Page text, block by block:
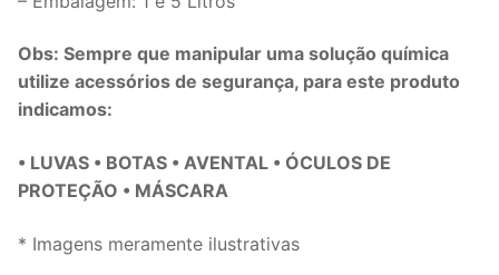
Obs: Sempre que manipular uma solução química
utilize acessórios de segurança, para este produto
indicamos:
• LUVAS • BOTAS • AVENTAL • ÓCULOS DE
PROTEÇÃO • MÁSCARA
* Imagens meramente ilustrativas